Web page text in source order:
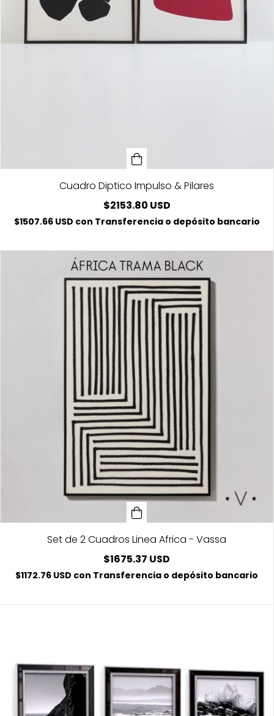
Cuadro Diptico Impulso & Pilares
$2153.80 USD
$1507.66 USD con Transferencia o depósito bancario
Set de 2 Cuadros Linea Africa - Vassa
$1675.37 USD
$1172.76 USD con Transferencia o depósito bancario